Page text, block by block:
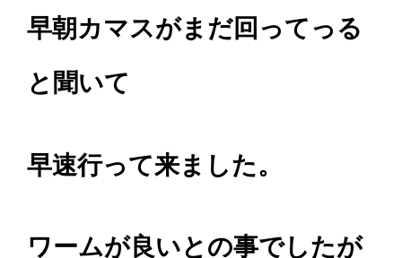
早朝カマスがまだ回ってっる
と聞いて
早速行って来ました。
ワームが良いとの事でしたが